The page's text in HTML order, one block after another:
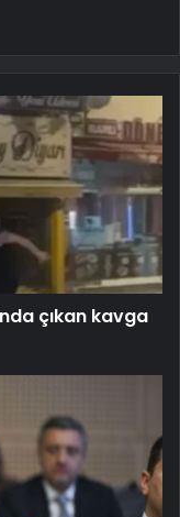
çıkan kavga